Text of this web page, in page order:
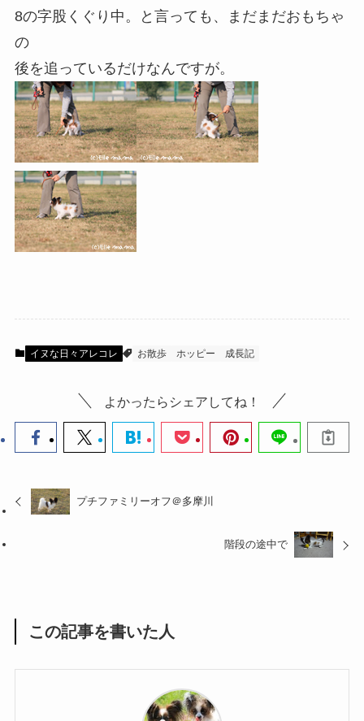
8の字股くぐり中。と言っても、まだまだおもちゃ
の
後を追っているだけなんですが。
イヌな日々アレコレ お散歩 ホッピー 成長記
よかったらシェアしてね！
プチファミリーオフ＠多摩川
階段の途中で
この記事を書いた人